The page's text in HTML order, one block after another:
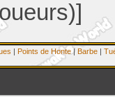
| Points de Honte| Barbe |